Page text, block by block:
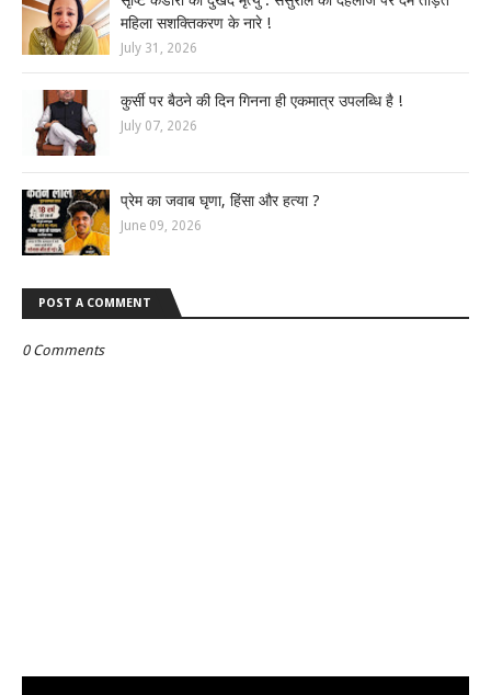
महिला सशक्तिकरण के नारे !
July 31, 2026
कुर्सी पर बैठने की दिन गिनना ही एकमात्र उपलब्धि है !
July 07, 2026
प्रेम का जवाब घृणा, हिंसा और हत्या ?
June 09, 2026
POST A COMMENT
0 Comments